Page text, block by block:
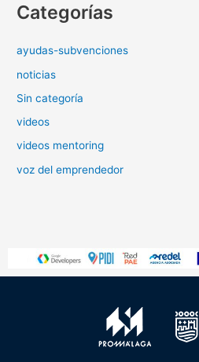
Categorías
ayudas-subvenciones
noticias
Sin categoría
videos
videos mentoring
voz del emprendedor